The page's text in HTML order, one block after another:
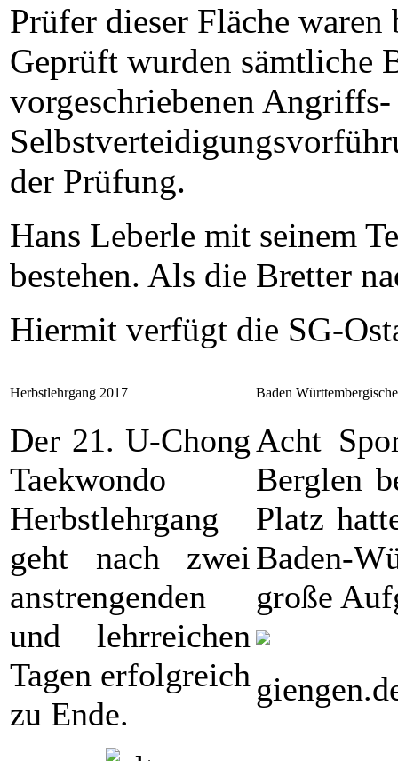
Prüfer dieser Fläche
Geprüft wurden sämtliche
vorgeschriebenen
der Prüfung.
Hans Leberle mit seinem
bestehen. Als die Bretter
Hiermit verfügt die SG-
Herbstlehrgang 2017
Der 21. U-Chong
Taekwondo
Herbstlehrgang
geht nach zwei
anstrengenden
und lehrreichen
Tagen erfolgreich
zu Ende.
Baden
Acht
Berglen
Platz
Baden-
große